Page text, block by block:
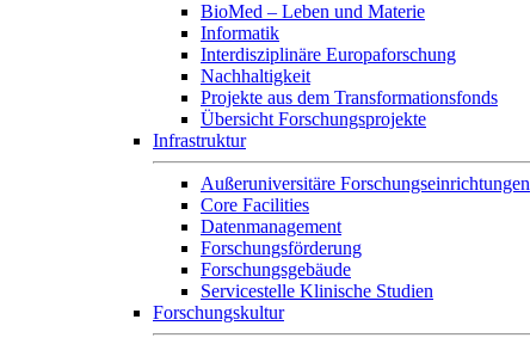
BioMed – Leben und Materie
Informatik
Interdisziplinäre Europaforschung
Nachhaltigkeit
Projekte aus dem Transformationsfonds
Übersicht Forschungsprojekte
Infrastruktur
Außeruniversitäre Forschungseinrichtungen
Core Facilities
Datenmanagement
Forschungsförderung
Forschungsgebäude
Servicestelle Klinische Studien
Forschungskultur